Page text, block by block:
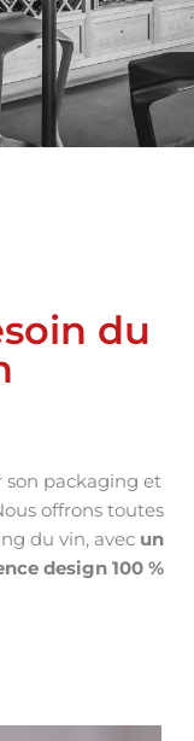
du
packaging et
offrons toutes
du vin, avec un
design 100 %